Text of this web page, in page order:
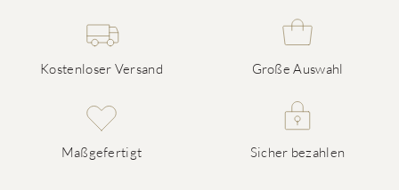
Kostenloser Versand Große Auswahl
Maßgefertigt Sicher bezahlen